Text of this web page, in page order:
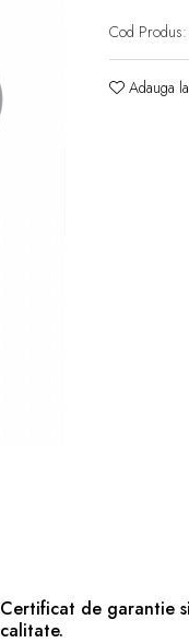
Cod Produs:
Adauga
Certificat de garantie si
calitate.